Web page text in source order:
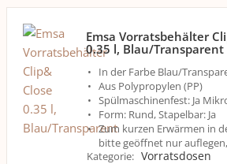
Emsa Vorratsbehälter
0.35 l, Blau/Transparent
In der Farbe Blau/
Aus Polypropylen (PP)
Spülmaschinenfest: Ja
Form: Rund, Stapelbar: Ja
Zum kurzen Erwärmen in
bitte geöffnet nur
Kategorie: Vorratsdosen